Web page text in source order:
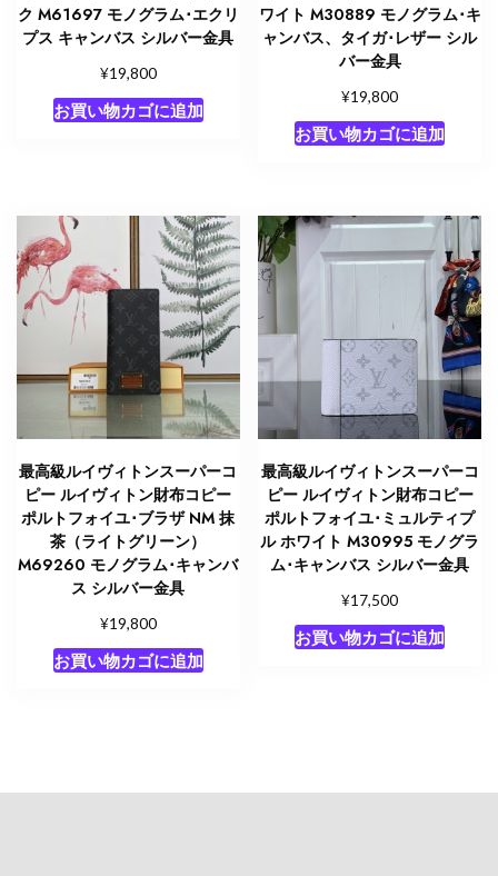
ク M61697 モノグラム･エクリ
プス キャンバス シルバー金具
¥19,800
お買い物カゴに追加
ワイト M30889 モノグラム･キ
ャンバス、タイガ･レザー シル
バー金具
¥19,800
お買い物カゴに追加
最高級ルイヴィトンスーパーコ
ピー ルイヴィトン財布コピー
ポルトフォイユ･ブラザ NM 抹
茶（ライトグリーン）
M69260 モノグラム･キャンバ
ス シルバー金具
¥19,800
お買い物カゴに追加
最高級ルイヴィトンスーパーコ
ピー ルイヴィトン財布コピー
ポルトフォイユ･ミュルティプ
ル ホワイト M30995 モノグラ
ム･キャンバス シルバー金具
¥17,500
お買い物カゴに追加